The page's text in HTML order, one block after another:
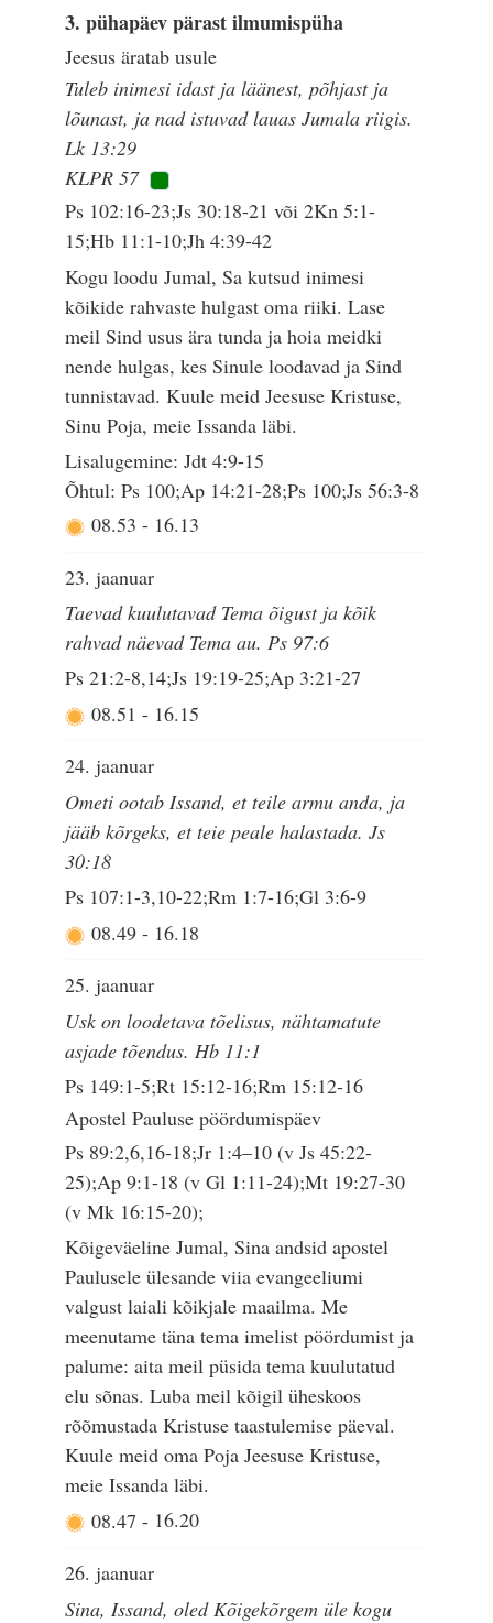
3. pühapäev pärast ilmumispüha
Jeesus äratab usule
Tuleb inimesi idast ja läänest, põhjast ja
lõunast, ja nad istuvad lauas Jumala riigis.
Lk 13:29
KLPR 57
Ps 102:16-23;Js 30:18-21 või 2Kn 5:1-
15;Hb 11:1-10;Jh 4:39-42
Kogu loodu Jumal, Sa kutsud inimesi
kõikide rahvaste hulgast oma riiki. Lase
meil Sind usus ära tunda ja hoia meidki
nende hulgas, kes Sinule loodavad ja Sind
tunnistavad. Kuule meid Jeesuse Kristuse,
Sinu Poja, meie Issanda läbi.
Lisalugemine: Jdt 4:9-15
Õhtul: Ps 100;Ap 14:21-28;Ps 100;Js 56:3-8
08.53 - 16.13
23. jaanuar
Taevad kuulutavad Tema õigust ja kõik
rahvad näevad Tema au. Ps 97:6
Ps 21:2-8,14;Js 19:19-25;Ap 3:21-27
08.51 - 16.15
24. jaanuar
Ometi ootab Issand, et teile armu anda, ja
jääb kõrgeks, et teie peale halastada. Js
30:18
Ps 107:1-3,10-22;Rm 1:7-16;Gl 3:6-9
08.49 - 16.18
25. jaanuar
Usk on loodetava tõelisus, nähtamatute
asjade tõendus. Hb 11:1
Ps 149:1-5;Rt 15:12-16;Rm 15:12-16
Apostel Pauluse pöördumispäev
Ps 89:2,6,16-18;Jr 1:4–10 (v Js 45:22-
25);Ap 9:1-18 (v Gl 1:11-24);Mt 19:27-30
(v Mk 16:15-20);
Kõigeväeline Jumal, Sina andsid apostel
Paulusele ülesande viia evangeeliumi
valgust laiali kõikjale maailma. Me
meenutame täna tema imelist pöördumist ja
palume: aita meil püsida tema kuulutatud
elu sõnas. Luba meil kõigil üheskoos
rõõmustada Kristuse taastulemise päeval.
Kuule meid oma Poja Jeesuse Kristuse,
meie Issanda läbi.
08.47 - 16.20
26. jaanuar
Sina, Issand, oled Kõigekõrgem üle kogu